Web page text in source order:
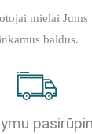
mielai Jums
baldus.